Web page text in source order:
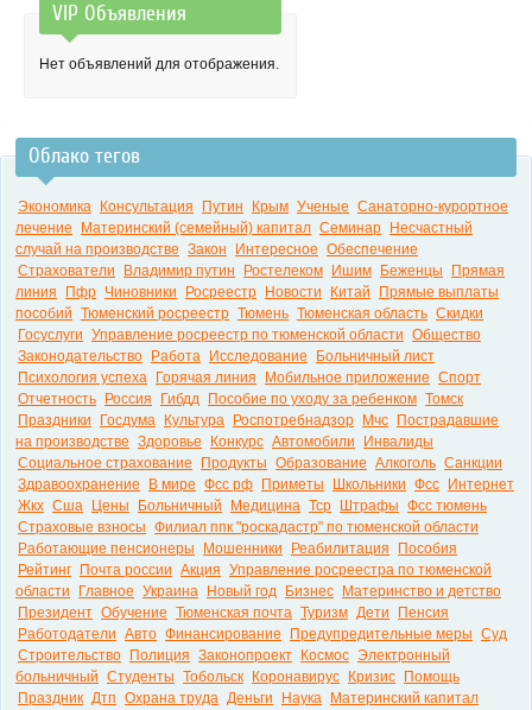
0:00
VIP Объявления
Нет объявлений для отображения.
Облако тегов
Экономика Консультация Путин Крым Ученые Санаторно-курортное
лечение
Материнский (семейный) капитал Семинар
Несчастный
случай на производстве Закон Интересное Обеспечение
Страхователи
Владимир путин Ростелеком Ишим Беженцы
Прямая
линия
Пфр Чиновники Росреестр Новости Китай
Прямые выплаты
пособий Тюменский росреестр Тюмень Тюменская область Скидки
Госуслуги Управление росреестр по тюменской области Общество
Законодательство
Работа Исследование
Больничный лист
Психология успеха
Горячая линия Мобильное приложение Спорт
Отчетность
Россия Гибдд Пособие по уходу за ребенком Томск
Праздники
Госдума Культура Роспотребнадзор Мчс
Пострадавшие
на производстве Здоровье Конкурс Автомобили
Инвалиды
Социальное страхование
Продукты Образование Алкоголь Санкции
Здравоохранение
В мире Фсс рф Приметы Школьники Фсс
Интернет
Жкх Сша Цены Больничный Медицина Тср Штрафы Фсс тюмень
Страховые взносы Филиал ппк "роскадастр" по тюменской области
Работающие пенсионеры
Мошенники Реабилитация
Пособия
Рейтинг
Почта россии Акция Управление росреестра по тюменской
области
Главное Украина Новый год Бизнес
Материнство и детство
Президент Обучение Тюменская почта Туризм Дети
Пенсия
Работодатели Авто Финансирование Предупредительные меры Суд
Строительство
Полиция Законопроект Космос Электронный
больничный Студенты Тобольск Коронавирус Кризис
Помощь
Праздник Дтп Охрана труда Деньги Наука Материнский капитал